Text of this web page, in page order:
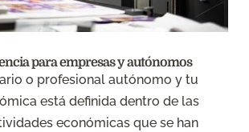
para empresas y autónomos
o profesional autónomo y tu
está definida dentro de las
económicas que se han